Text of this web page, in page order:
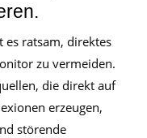
es ratsam, direktes
zu vermeiden.
die direkt auf
erzeugen,
störende